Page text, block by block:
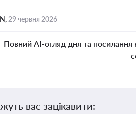
29 червня 2026
Повний AI-огляд дня та посилання
вас зацікавити: